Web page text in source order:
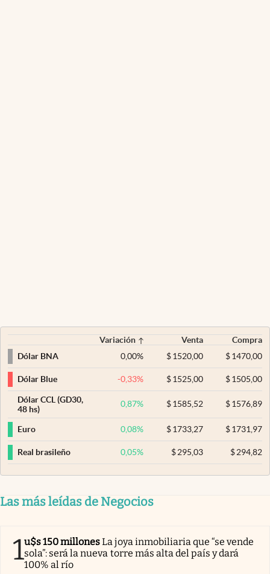
Variación Venta
Compra
Dólar BNA
0,00% $ 1520,00 $1470,00
Dólar Blue -0,33% $ 1525,00 $1505,00
Dólar CCL (GD30,
48 hs)
0,87% $ 1585,52 $1576,89
Euro 0,08% $ 1733,27 $1731,97
Real brasileño 0,05% $ 295,03 $294,82
Las más leídas de Negocios
1u$s 150 millonesLa joya inmobiliaria que “se vende
sola”: será la nueva torre más alta del país y dará
100% al río